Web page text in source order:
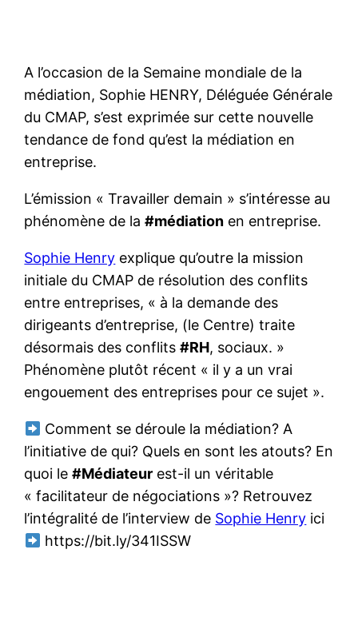
A l’occasion de la Semaine mondiale de la
médiation, Sophie HENRY, Déléguée Générale
du CMAP, s’est exprimée sur cette nouvelle
tendance de fond qu’est la médiation en
entreprise.
L’émission « Travailler demain » s’intéresse au
phénomène de la#médiation en entreprise.
Sophie Henry explique qu’outre la mission
initiale du CMAP de résolution des conflits
entre entreprises, « à la demande des
dirigeants d’entreprise, (le Centre) traite
désormais des conflits#RH, sociaux. »
Phénomène plutôt récent « il y a un vrai
engouement des entreprises pour ce sujet ».
Comment se déroule la médiation? A
l’initiative de qui? Quels en sont les atouts? En
quoi le#Médiateur est-il un véritable
« facilitateur de négociations »? Retrouvez
l’intégralité de l’interview de Sophie Henry ici
https://bit.ly/341ISSW